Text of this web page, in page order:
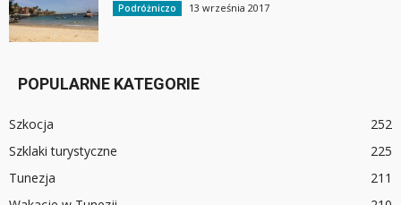
Podróżniczo 13 września 2017
POPULARNE KATEGORIE
Szkocja
252
Szklaki turystyczne
225
Tunezja
211